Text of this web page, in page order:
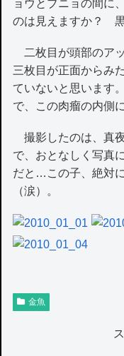
ョウとブニョの間に
のは見えますか？ 黒
二枚目が頭部のア
三枚目が正面からみ
ていないと思います
で、この肉瘤の内側
撮影したのは、真
で、おとなしく写真
だと…この子、絶対
（涙）。
金魚